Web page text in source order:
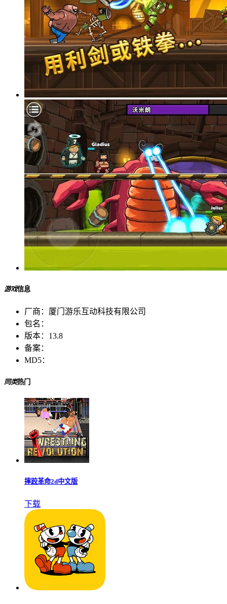
游戏信息
厂商： 厦门游乐互动科技有限公司
包名：
版本： 13.8
备案：
MD5：
同类热门
摔跤革命2d中文版
下载